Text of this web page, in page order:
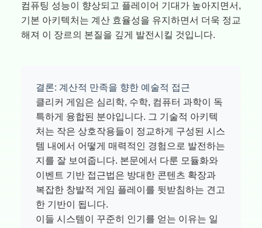
컴퓨팅 성능이 향상되고 플레이어 기대가 높아지면서,
기본 아키텍처는 계산 효율성을 유지하면서 더욱 정교
해져 이 장르의 본질을 깊게 발전시킬 것입니다.
결론: 계산적 만족을 향한 예술적 접근
클리커 게임은 심리학, 수학, 컴퓨터 과학이 독
특하게 융합된 분야입니다. 그 기술적 아키텍
처는 작은 상호작용들이 정교하게 구성된 시스
템 내에서 어떻게 매력적인 경험으로 발전하는
지를 잘 보여줍니다. 본문에서 다룬 모듈화와
이벤트 기반 접근법은 방대한 콘텐츠 확장과
복잡한 창발적 게임 플레이를 뒷받침하는 견고
한 기반이 됩니다.
이들 시스템이 꾸준히 인기를 얻는 이유는 일